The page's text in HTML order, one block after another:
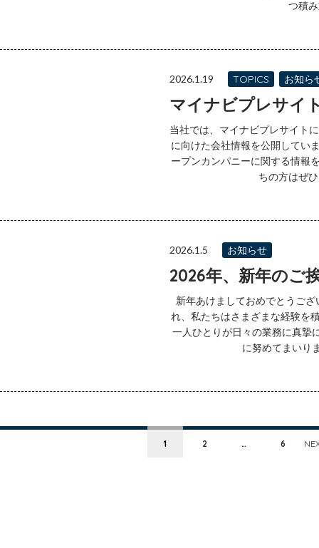
つ積
2026.1.19 TOPICS お知ら
マイナビプレサイ
当社では、マイナビプレサイト
に向けた会社情報を公開してい
ープンカンパニーに関する情報
ちの方はぜ
2026.1.5 お知らせ
2026年、新年のご
新年あけましておめでとうご
れ、私たちはさまざまな経験を
一人ひとりが日々の業務に真摯
に努めてまいり
1 2 … 6